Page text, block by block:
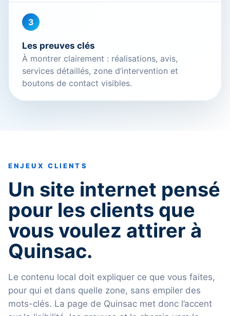
3
Les preuves clés
À montrer clairement : réalisations, avis,
services détaillés, zone d’intervention et
boutons de contact visibles.
ENJEUX CLIENTS
Un site internet pensé
pour les clients que
vous voulez attirer à
Quinsac.
Le contenu local doit expliquer ce que vous faites,
pour qui et dans quelle zone, sans empiler des
mots-clés. La page de Quinsac met donc l’accent